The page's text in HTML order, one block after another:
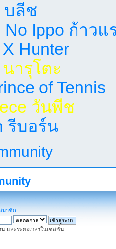
บลีช
No Ippo ก้าวแ
Hunter
ารุโตะ
of Tennis
วันพีช
รีบอร์น
มาชิก
และระยะเวลาในเซสชั่น